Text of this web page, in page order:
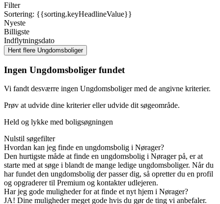
Filter
Sortering: {{sorting.keyHeadlineValue}}
Nyeste
Billigste
Indflytningsdato
Ingen Ungdomsboliger fundet
Vi fandt desværre ingen Ungdomsboliger med de angivne kriterier.
Prøv at udvide dine kriterier eller udvide dit søgeområde.
Held og lykke med boligsøgningen
Nulstil søgefilter
Hvordan kan jeg finde en ungdomsbolig i Nørager?
Den hurtigste måde at finde en ungdomsbolig i Nørager på, er at
starte med at søge i blandt de mange ledige ungdomsboliger. Når du
har fundet den ungdomsbolig der passer dig, så opretter du en profil
og opgraderer til Premium og kontakter udlejeren.
Har jeg gode muligheder for at finde et nyt hjem i Nørager?
JA! Dine muligheder meget gode hvis du gør de ting vi anbefaler.